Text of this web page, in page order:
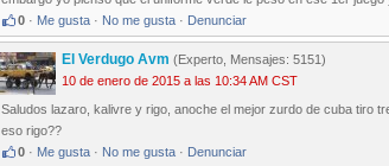
0 · Me gusta · No me gusta · Denunciar
El Verdugo Avm (Experto, Mensajes: 5151)
10 de enero de 2015 a las 10:34 AM CST
Saludos lazaro, kalivre y rigo, anoche el mejor zurdo de cuba tiro
eso rigo??
0 · Me gusta · No me gusta · Denunciar